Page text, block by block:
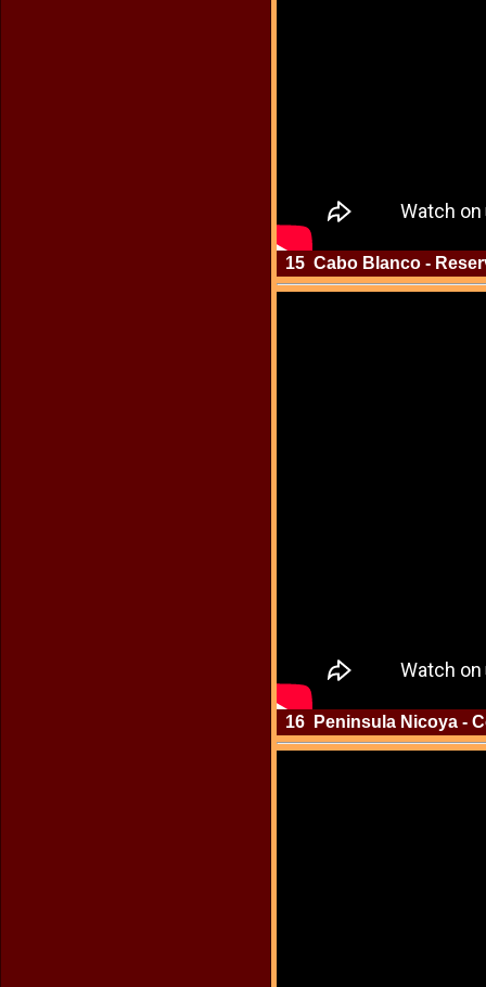
15 Cabo Blanco -
16 Peninsula Nicoya -